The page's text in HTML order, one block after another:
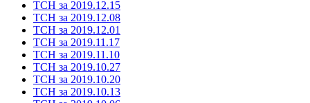
ТСН за 2019.12.15
ТСН за 2019.12.08
ТСН за 2019.12.01
ТСН за 2019.11.17
ТСН за 2019.11.10
ТСН за 2019.10.27
ТСН за 2019.10.20
ТСН за 2019.10.13